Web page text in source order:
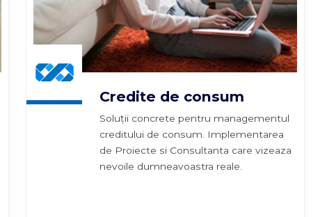
Credite de consum
Soluții concrete pentru managementul
creditului de consum. Implementarea
de Proiecte si Consultanta care vizeaza
nevoile dumneavoastra reale.